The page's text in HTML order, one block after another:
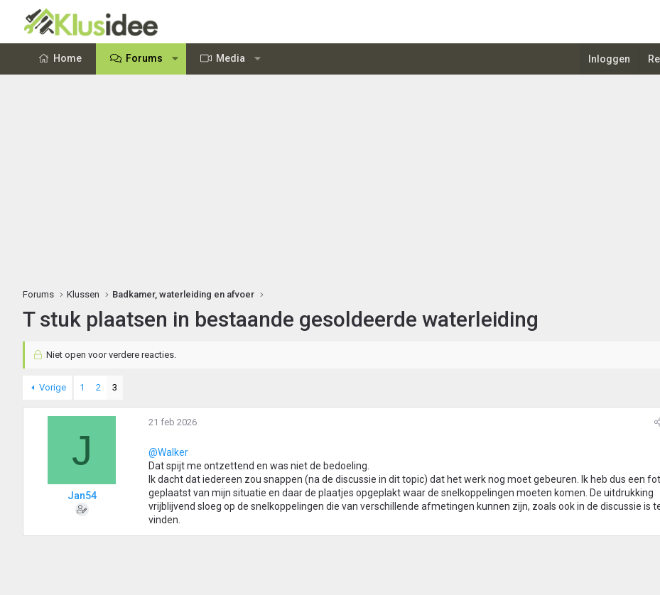
Home Forums Media Inloggen
Forums Klussen Badkamer, waterleiding en afvoer
T stuk plaatsen in bestaande gesoldeerde waterleiding
Niet open voor verdere reacties.
Vorige 1 2 3
J
Jan54
21 feb 2026
@Walker
Dat spijt me ontzettend en was niet de bedoeling.
Ik dacht dat iedereen zou snappen (na de discussie in dit topic) dat het werk nog moet gebeuren. Ik heb dus een
geplaatst van mijn situatie en daar de plaatjes opgeplakt waar de snelkoppelingen moeten komen. De uitdrukking
vrijblijvend sloeg op de snelkoppelingen die van verschillende afmetingen kunnen zijn, zoals ook in de discussie is
vinden.